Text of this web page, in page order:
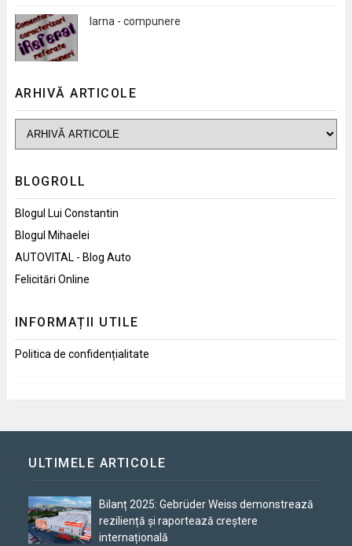
Iarna - compunere
ARHIVĂ ARTICOLE
BLOGROLL
Blogul Lui Constantin
Blogul Mihaelei
AUTOVITAL - Blog Auto
Felicitări Online
INFORMAȚII UTILE
Politica de confidențialitate
ULTIMELE ARTICOLE
Bilanț 2025: Gebrüder Weiss demonstrează
reziliență și raportează creștere
internațională